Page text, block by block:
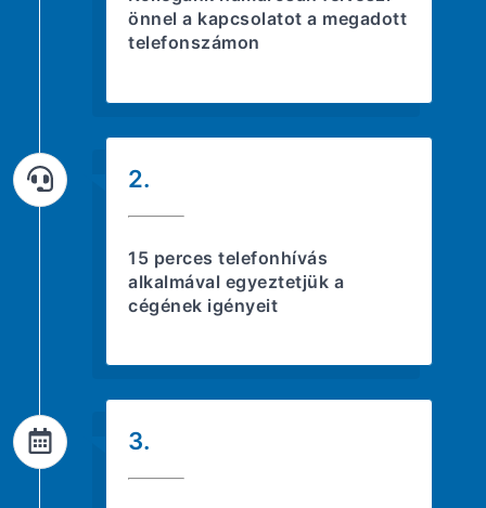
önnel a kapcsolatot a megadott
telefonszámon
2.
15 perces telefonhívás
alkalmával egyeztetjük a
cégének igényeit
3.